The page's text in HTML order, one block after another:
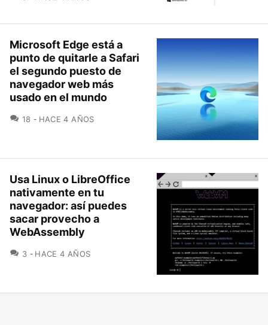
Microsoft Edge está a
punto de quitarle a Safari
el segundo puesto de
navegador web más
usado en el mundo
18 COMENTARIOS
HACE 4 AÑOS
Usa Linux o LibreOffice
nativamente en tu
navegador: así puedes
sacar provecho a
WebAssembly
3 COMENTARIOS
HACE 4 AÑOS